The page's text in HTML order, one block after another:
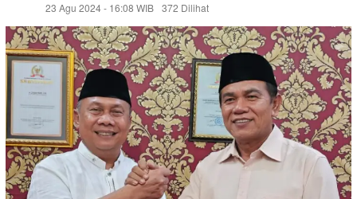
23 Agu 2024 - 16:08 WIB 372 Dilihat